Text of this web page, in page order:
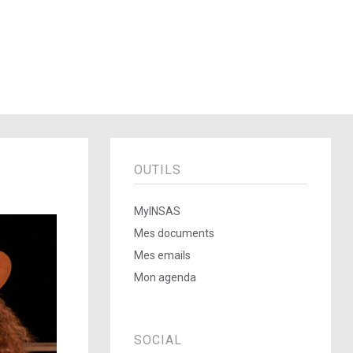
OUTILS
MyINSAS
Mes documents
Mes emails
Mon agenda
SOCIAL